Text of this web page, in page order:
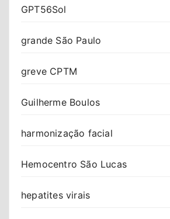
GPT56Sol
grande São Paulo
greve CPTM
Guilherme Boulos
harmonização facial
Hemocentro São Lucas
hepatites virais